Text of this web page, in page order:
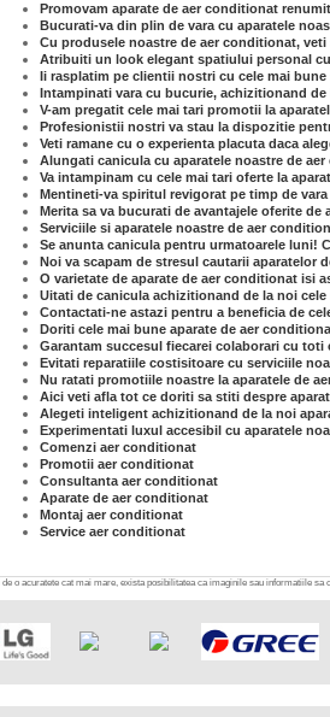
Promovam aparate de aer conditionat
Bucurati-va din plin de vara cu aparatele
Cu produsele noastre de aer conditionat,
Atribuiti un look elegant spatiului personal
Ii rasplatim pe clientii nostri cu cele mai
Intampinati vara cu bucurie, achizitionand
V-am pregatit cele mai tari promotii la
Profesionistii nostri va stau la dispozitie
Veti ramane cu o experienta placuta daca
Alungati canicula cu aparatele noastre de
Va intampinam cu cele mai tari oferte la
Mentineti-va spiritul revigorat pe timp de
Merita sa va bucurati de avantajele oferite
Serviciile si aparatele noastre de aer
Se anunta canicula pentru urmatoarele luni!
Noi va scapam de stresul cautarii aparatelor
O varietate de aparate de aer conditionat isi
Uitati de canicula achizitionand de la noi
Contactati-ne astazi pentru a beneficia de
Doriti cele mai bune aparate de aer
Garantam succesul fiecarei colaborari cu
Evitati reparatiile costisitoare cu serviciile
Nu ratati promotiile noastre la aparatele de
Aici veti afla tot ce doriti sa stiti despre
Alegeti inteligent achizitionand de la noi
Experimentati luxul accesibil cu aparatele
Comenzi aer conditionat
Promotii aer conditionat
Consultanta aer conditionat
Aparate de aer conditionat
Montaj aer conditionat
Service aer conditionat
o acuratete cat mai mare, exista posibilitatea ca imaginile sau informatiile